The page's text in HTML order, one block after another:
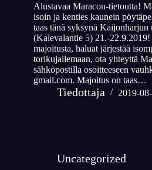
Alustavaa Maracon-tietoutta!
isoin ja kenties kaunein
taas tänä syksynä Kaijonharjun
(Kalevalantie 5) 21.-22.9.2019!
majoitusta, haluat järjestää
torikujailemaan, ota yhteyttä
sähköpostilla osoitteeseen
gmail.com. Majoitus on taas…
Tiedottaja 2019-
Uncategorized